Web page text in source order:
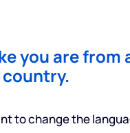
you are from
to change the